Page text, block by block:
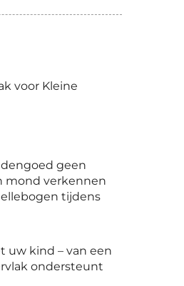
voor Kleine
geen
mond verkennen
tijdens
uw kind – van een
ondersteunt